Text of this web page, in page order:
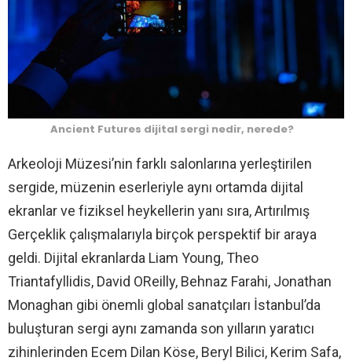
Ancient Futures dijital sergi nedir, nerede?
Arkeoloji Müzesi’nin farklı salonlarına yerleştirilen
sergide, müzenin eserleriyle aynı ortamda dijital
ekranlar ve fiziksel heykellerin yanı sıra, Artırılmış
Gerçeklik çalışmalarıyla birçok perspektif bir araya
geldi. Dijital ekranlarda Liam Young, Theo
Triantafyllidis, David OReilly, Behnaz Farahi, Jonathan
Monaghan gibi önemli global sanatçıları İstanbul’da
buluşturan sergi aynı zamanda son yılların yaratıcı
zihinlerinden Ecem Dilan Köse, Beryl Bilici, Kerim Safa,